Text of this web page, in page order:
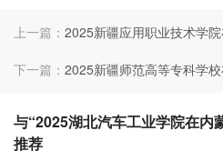
上一篇： 2025新疆应用职业技术学
下一篇： 2025新疆师范高等专科学
与“2025湖北汽车工业学院在内
推荐